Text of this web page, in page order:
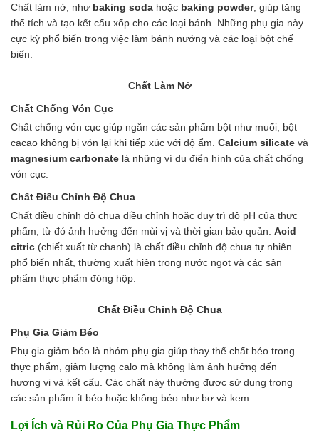
Chất làm nở, như baking soda hoặc baking powder, giúp tăng
thể tích và tạo kết cấu xốp cho các loại bánh. Những phụ gia này
cực kỳ phổ biến trong việc làm bánh nướng và các loại bột chế
biến.
Chất Làm Nở
Chất Chống Vón Cục
Chất chống vón cục giúp ngăn các sản phẩm bột như muối, bột
cacao không bị vón lại khi tiếp xúc với độ ẩm. Calcium silicate và
magnesium carbonate là những ví dụ điển hình của chất chống
vón cục.
Chất Điều Chỉnh Độ Chua
Chất điều chỉnh độ chua điều chỉnh hoặc duy trì độ pH của thực
phẩm, từ đó ảnh hưởng đến mùi vị và thời gian bảo quản. Acid
citric (chiết xuất từ chanh) là chất điều chỉnh độ chua tự nhiên
phổ biến nhất, thường xuất hiện trong nước ngọt và các sản
phẩm thực phẩm đóng hộp.
Chất Điều Chỉnh Độ Chua
Phụ Gia Giảm Béo
Phụ gia giảm béo là nhóm phụ gia giúp thay thế chất béo trong
thực phẩm, giảm lượng calo mà không làm ảnh hưởng đến
hương vị và kết cấu. Các chất này thường được sử dụng trong
các sản phẩm ít béo hoặc không béo như bơ và kem.
Lợi Ích và Rủi Ro Của Phụ Gia Thực Phẩm